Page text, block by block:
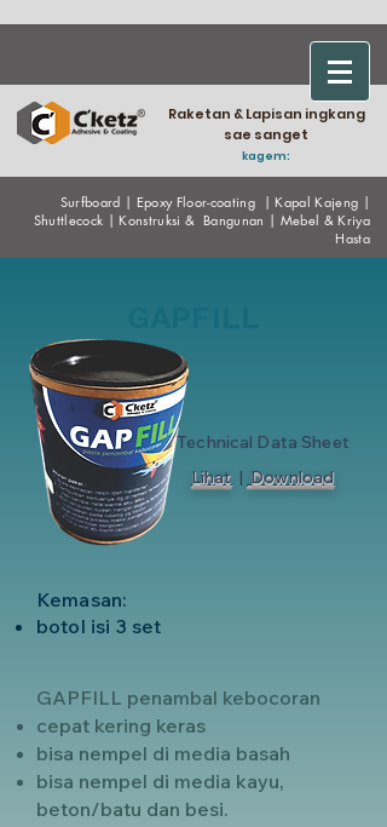
Raketan & Lapisan ingkang
sae sanget
kagem:
Surfboard | Epoxy Floor-coating |Kapal Kajeng |
Shuttlecock |Konstruksi & Bangunan | Mebel & Kriya
Hasta
Kemasan:
botol isi 3 set
Technical Data Sheet
Lihat | Download
GAPFILL penambal kebocoran
cepat kering keras
bisa nempel di media basah
bisa nempel di media kayu,
beton/batu dan besi.